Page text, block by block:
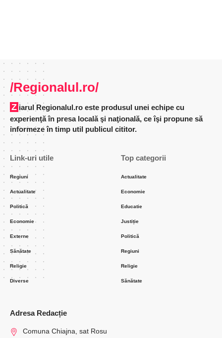
/Regionalul.ro/
Ziarul Regionalul.ro este produsul unei echipe cu
experienţă în presa locală şi naţională, ce îşi propune să
informeze în timp util publicul cititor.
Link-uri utile
Regiuni
Actualitate
Politică
Economie
Externe
Sănătate
Religie
Diverse
Top categorii
Actualitate
Economie
Educatie
Justiție
Politică
Regiuni
Religie
Sănătate
Adresa Redacție
Comuna Chiajna, sat Rosu